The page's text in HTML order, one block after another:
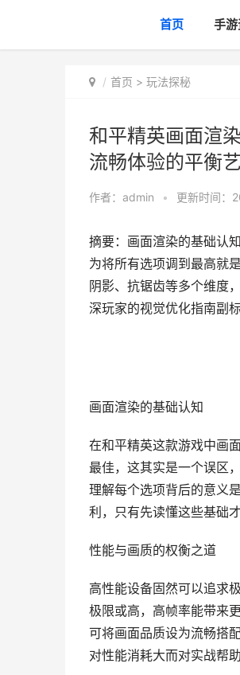
首页 手
首页 > 玩法探秘
和平精英画面渲
流畅体验的平衡
作者： admin • 更新时间：
摘要：画面渲染的基础认
为将所有选项调到最高就
阴影、抗锯齿等多个维度
深玩家的视觉优化指南副
画面渲染的基础认知
在和平精英这款游戏中画
最佳，这其实是一个误区
理解每个选项背后的意义
利，只有先读懂这些基础
性能与画质的权衡之道
高性能设备固然可以追求
极限或高，高帧率能带来
可将画面品质设为流畅搭
对性能消耗大而对实战帮